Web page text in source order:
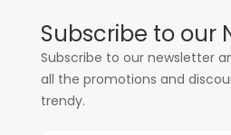
Subscribe to our
Subscribe to our newsletter
all the promotions and
trendy.